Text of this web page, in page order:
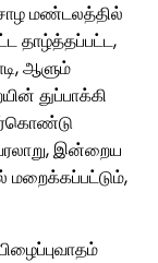
மண்டலத்தில்
தாழ்த்தப்பட்ட,
ஆளும்
துப்பாக்கி
இன்றைய
மறைக்கப்பட்டும்,